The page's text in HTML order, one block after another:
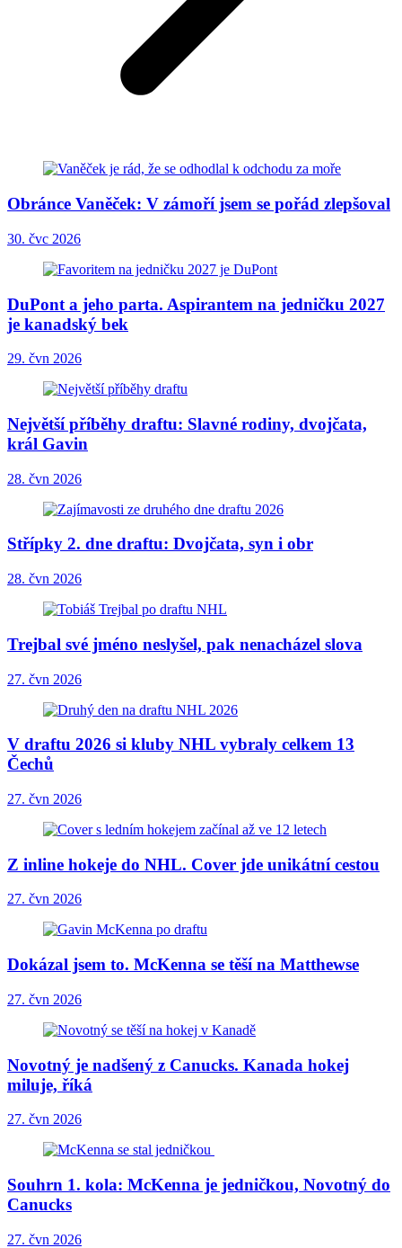
Obránce Vaněček: V zámoří jsem se pořád zlepšoval
30. čvc 2026
DuPont a jeho parta. Aspirantem na jedničku 2027
je kanadský bek
29. čvn 2026
Největší příběhy draftu: Slavné rodiny, dvojčata,
král Gavin
28. čvn 2026
Střípky 2. dne draftu: Dvojčata, syn i obr
28. čvn 2026
Trejbal své jméno neslyšel, pak nenacházel slova
27. čvn 2026
V draftu 2026 si kluby NHL vybraly celkem 13
Čechů
27. čvn 2026
Z inline hokeje do NHL. Cover jde unikátní cestou
27. čvn 2026
Dokázal jsem to. McKenna se těší na Matthewse
27. čvn 2026
Novotný je nadšený z Canucks. Kanada hokej
miluje, říká
27. čvn 2026
Souhrn 1. kola: McKenna je jedničkou, Novotný do
Canucks
27. čvn 2026